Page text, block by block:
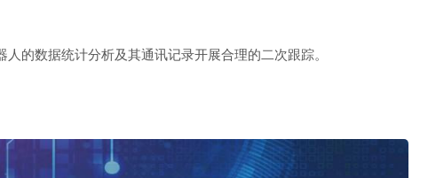
的数据统计分析及其通讯记录开展合理的二次跟踪。